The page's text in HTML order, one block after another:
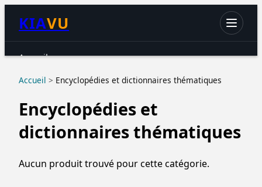
KIAVU
Accueil
Chats
Petits animaux
Oiseaux
Aquariophilie
Accueil > Encyclopédies et dictionnaires thématiques
Encyclopédies et
dictionnaires thématiques
Aucun produit trouvé pour cette catégorie.